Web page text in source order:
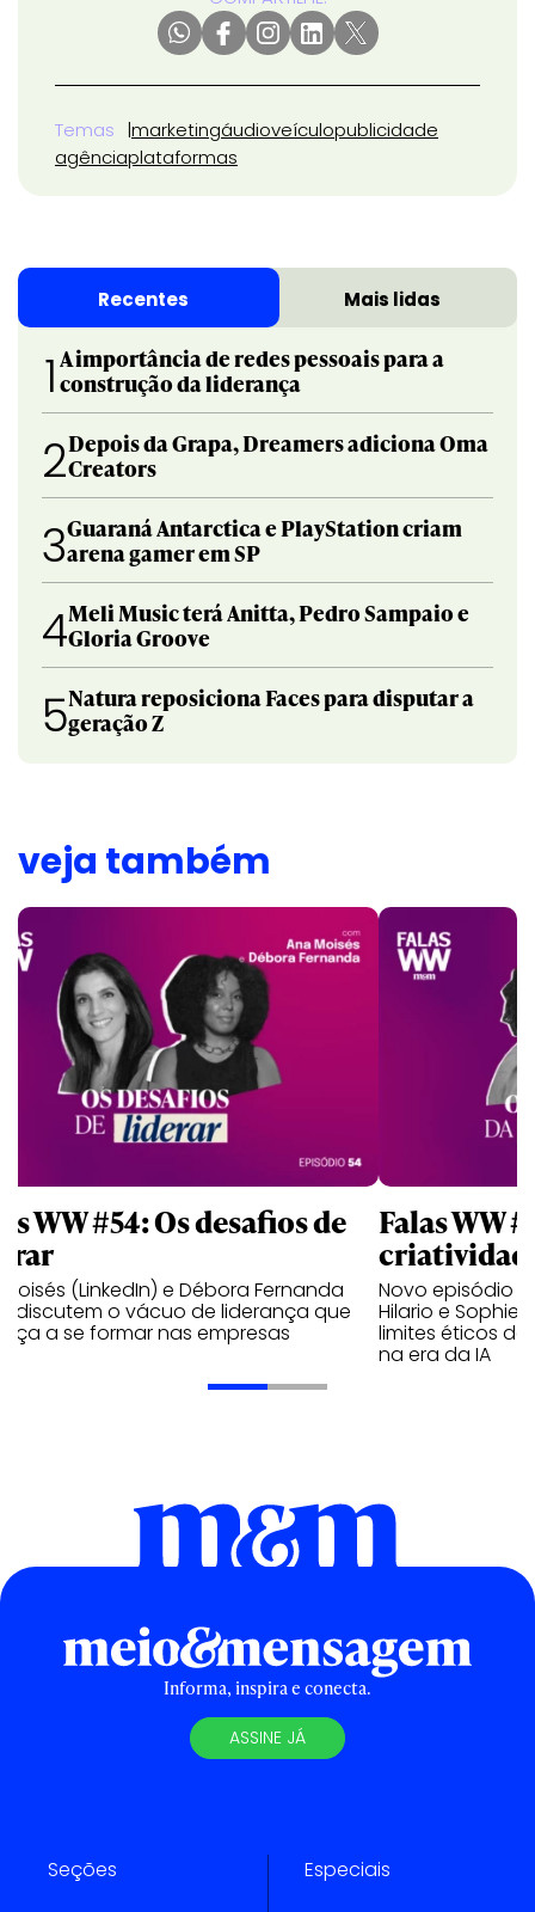
Temas marketingáudioveículopublicidade
agênciaplataformas
Recentes Mais lidas
1 A importância de redes pessoais para a
construção da liderança
2Depois da Grapa, Dreamers adiciona Oma
Creators
3Guaraná Antarctica e PlayStation criam
arena gamer em SP
4Meli Music terá Anitta, Pedro Sampaio e
Gloria Groove
5Natura reposiciona Faces para disputar a
geração Z
veja também
WW #54: Os desafios de
(LinkedIn) e Débora Fernanda
discutem o vácuo de liderança que
a se formar nas empresas
Falas WW
Novo episódio
Hilario e Sophie
limites éticos
na era da IA
Informa, inspira e conecta.
ASSINE JÁ
Seções Especiais